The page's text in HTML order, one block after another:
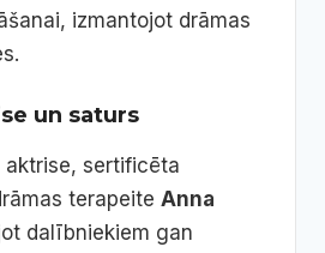
izmantojot drāmas
un saturs
sertificēta
terapeite Anna
dalībniekiem gan